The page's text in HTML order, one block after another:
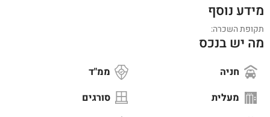
מידע נוסף
תקופת השכרה:
מה יש בנכס
חניה
ממ"ד
מעלית
סורגים